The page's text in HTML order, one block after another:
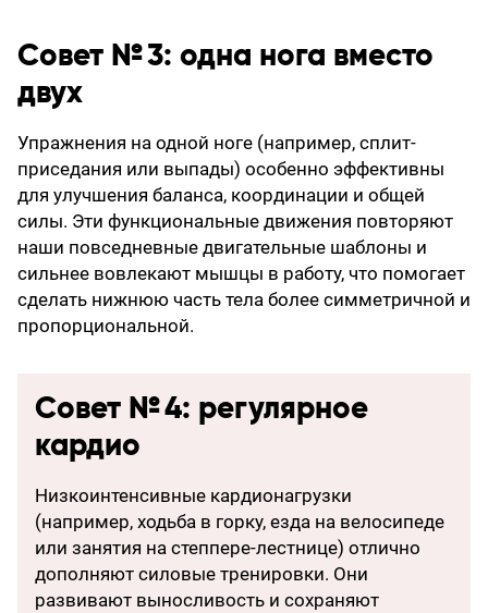
Совет № 3: одна нога вместо
двух
Упражнения на одной ноге (например, сплит-
приседания или выпады) особенно эффективны
для улучшения баланса, координации и общей
силы. Эти функциональные движения повторяют
наши повседневные двигательные шаблоны и
сильнее вовлекают мышцы в работу, что помогает
сделать нижнюю часть тела более симметричной и
пропорциональной.
Совет № 4: регулярное
кардио
Низкоинтенсивные кардионагрузки
(например, ходьба в горку, езда на велосипеде
или занятия на степпере-лестнице) отлично
дополняют силовые тренировки. Они
развивают выносливость и сохраняют